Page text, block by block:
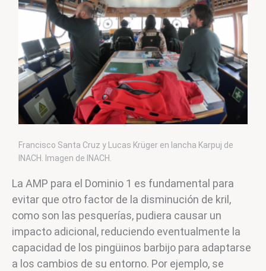
Francisco Santa Cruz y Lucas Krüger en lancha Karpuj de
INACH. Imagen de INACH.
La AMP para el Dominio 1 es fundamental para
evitar que otro factor de la disminución de kril,
como son las pesquerías, pudiera causar un
impacto adicional, reduciendo eventualmente la
capacidad de los pingüinos barbijo para adaptarse
a los cambios de su entorno. Por ejemplo, se